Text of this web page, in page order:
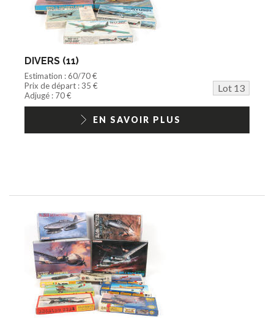
DIVERS (11)
Estimation : 60/70 €
Prix de départ : 35 €
Lot 13
Adjugé : 70 €
EN SAVOIR PLUS